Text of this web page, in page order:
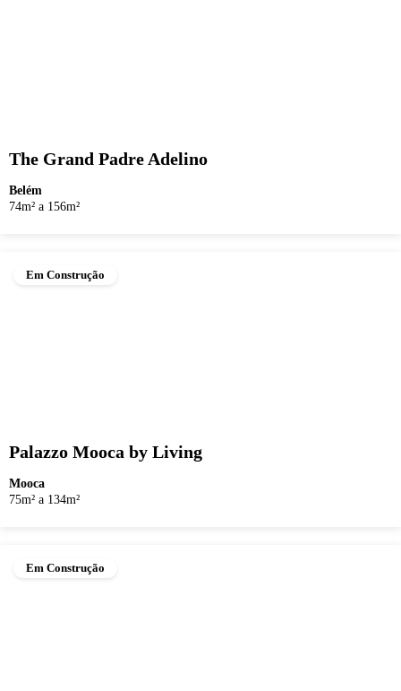
The Grand Padre Adelino
Belém
74m² a 156m²
Em Construção
Palazzo Mooca by Living
Mooca
75m² a 134m²
Em Construção